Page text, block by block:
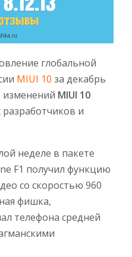
глобальной
MIUI 10 за декабрь
изменений MIUI 10
и
неделе в пакете
F1 получил функцию
со скоростью 960
фишка,
телефона средней